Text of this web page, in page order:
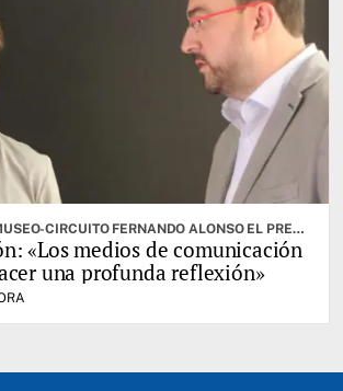
EN SU VISITA AL MUSEO-CIRCUITO FERNANDO ALONSO EL PRESIDENTE AFEÓ AL «FANTASMAGÓRICO SECTOR CRÍTICO» DE LA FSA
«Los medios de comunicación
una profunda reflexión»